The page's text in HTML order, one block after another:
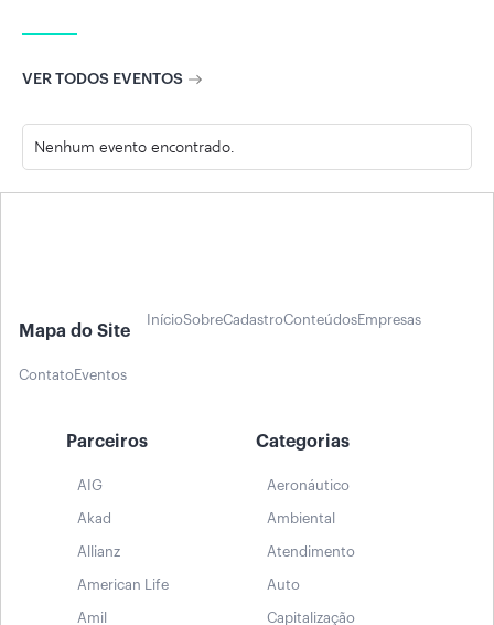
VER TODOS EVENTOS
Nenhum evento encontrado.
Mapa do Site
InícioSobreCadastroConteúdosEmpresas
ContatoEventos
Parceiros
AIG
Akad
Allianz
American Life
Amil
Categorias
Aeronáutico
Ambiental
Atendimento
Auto
Capitalização